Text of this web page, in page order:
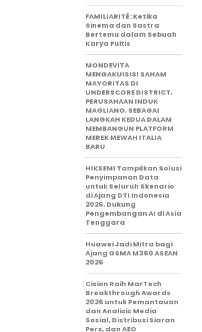
FAMILIARITÉ: Ketika
Sinema dan Sastra
Bertemu dalam Sebuah
Karya Puitis
MONDEVITA
MENGAKUISISI SAHAM
MAYORITAS DI
UNDERSCORE DISTRICT,
PERUSAHAAN INDUK
MAGLIANO, SEBAGAI
LANGKAH KEDUA DALAM
MEMBANGUN PLATFORM
MEREK MEWAH ITALIA
BARU
HIKSEMI Tampilkan Solusi
Penyimpanan Data
untuk Seluruh Skenario
di Ajang DTI Indonesia
2026, Dukung
Pengembangan AI di Asia
Tenggara
Huawei Jadi Mitra bagi
Ajang GSMA M360 ASEAN
2026
Cision Raih MarTech
Breakthrough Awards
2026 untuk Pemantauan
dan Analisis Media
Sosial, Distribusi Siaran
Pers, dan AEO